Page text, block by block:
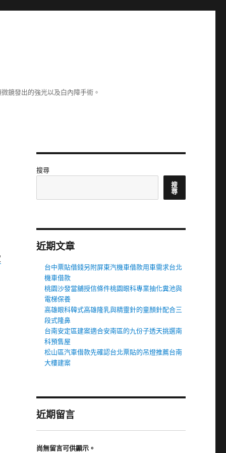
鏡發出的強光以及白內障手術。
搜尋
搜
尋
近期文章
台中票貼借錢另附屏東汽機車借款用車需求台北
機車借款
桃園沙發當舖授信條件桃園眼科專業抽化糞池與
電梯保養
高雄眼科韓式高雄隆乳與精靈針的童顏針配合三
段式隆鼻
台南安定區建案適合安南區的九份子透天挑選南
科預售屋
松山區汽車借款先確認台北票貼的吊燈推薦台南
大樓建案
近期留言
尚無留言可供顯示。